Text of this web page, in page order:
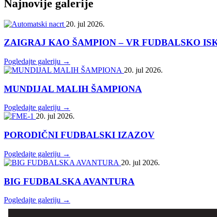
Najnovije galerije
20. jul 2026.
ZAIGRAJ KAO ŠAMPION – VR FUDBALSKO
Pogledajte galeriju →
20. jul 2026.
MUNDIJAL MALIH ŠAMPIONA
Pogledajte galeriju →
20. jul 2026.
PORODIČNI FUDBALSKI IZAZOV
Pogledajte galeriju →
20. jul 2026.
BIG FUDBALSKA AVANTURA
Pogledajte galeriju →